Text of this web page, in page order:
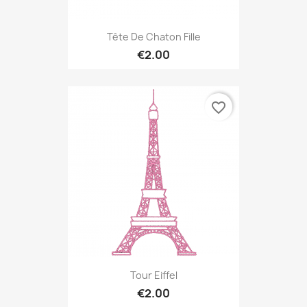
Tête De Chaton Fille
€2.00
Tour Eiffel
€2.00
favorite_border